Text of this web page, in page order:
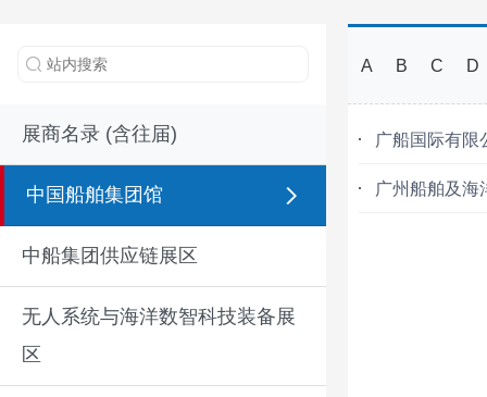
展商名录 (含往届)
中国船舶集团馆
中船集团供应链展区
无人系统与海洋数智科技装备展
区
A B C D
广船国际有限
广州船舶及海